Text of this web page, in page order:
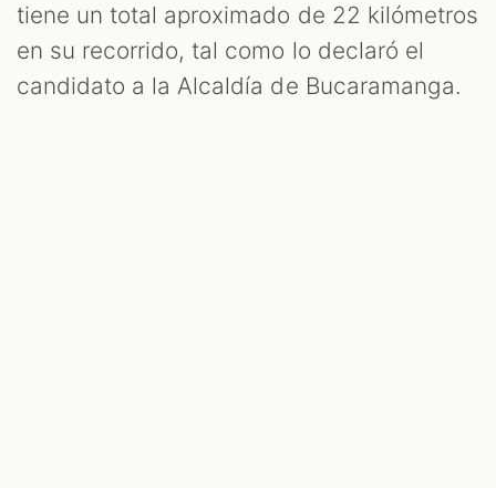
tiene un total aproximado de 22 kilómetros
en su recorrido, tal como lo declaró el
candidato a la Alcaldía de Bucaramanga.